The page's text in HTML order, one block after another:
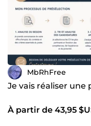
MbRhFree
Je vais réaliser une
À partir de 43,95